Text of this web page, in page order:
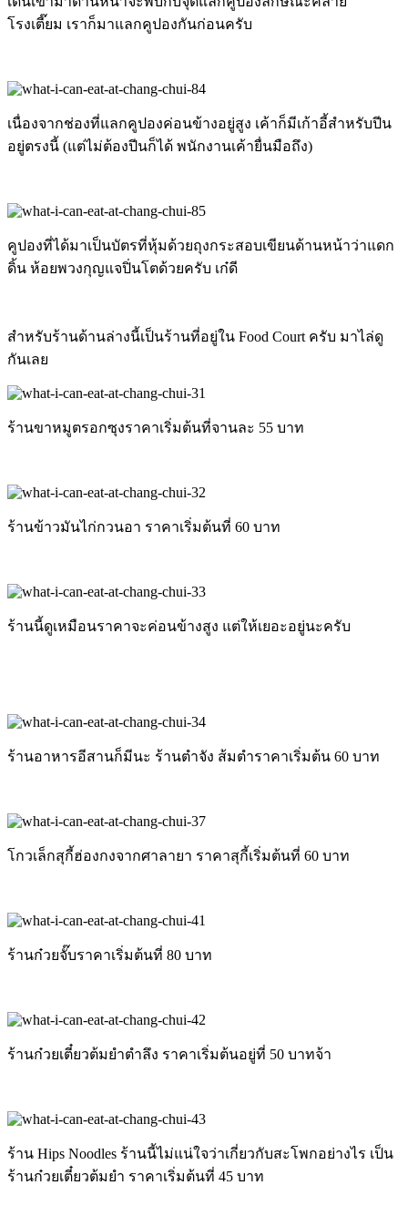
โรงเตี๊ยม เราก็มาแลกคูปองกันก่อนครับ
เนื่องจากช่องที่แลกคูปองค่อนข้างอยู่สูง เค้าก็มีเก้าอี้สำหรับปีน
อยู่ตรงนี้ (แต่ไม่ต้องปีนก็ได้ พนักงานเค้ายื่นมือถึง)
คูปองที่ได้มาเป็นบัตรที่หุ้มด้วยถุงกระสอบเขียนด้านหน้าว่าแดก
ดิ้น ห้อยพวงกุญแจปิ่นโตด้วยครับ เก๋ดี
สำหรับร้านด้านล่างนี้เป็นร้านที่อยู่ใน Food Court ครับ มาไล่ดู
กันเลย
ร้านขาหมูตรอกซุงราคาเริ่มต้นที่จานละ 55 บาท
ร้านข้าวมันไก่กวนอา ราคาเริ่มต้นที่ 60 บาท
ร้านนี้ดูเหมือนราคาจะค่อนข้างสูง แต่ให้เยอะอยู่นะครับ
ร้านอาหารอีสานก็มีนะ ร้านตำจัง ส้มตำราคาเริ่มต้น 60 บาท
โกวเล็กสุกี้ฮ่องกงจากศาลายา ราคาสุกี้เริ่มต้นที่ 60 บาท
ร้านก๋วยจั๊บราคาเริ่มต้นที่ 80 บาท
ร้านก๋วยเตี๋ยวต้มยำตำลึง ราคาเริ่มต้นอยู่ที่ 50 บาทจ้า
ร้าน Hips Noodles ร้านนี้ไม่แน่ใจว่าเกี่ยวกับสะโพกอย่างไร เป็น
ร้านก๋วยเตี๋ยวต้มยำ ราคาเริ่มต้นที่ 45 บาท